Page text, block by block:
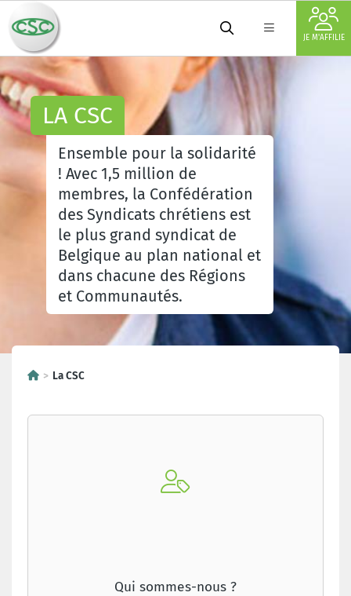
JE M'AFFILIE
LA CSC
Ensemble pour la solidarité
! Avec 1,5 million de
membres, la Confédération
des Syndicats chrétiens est
le plus grand syndicat de
Belgique au plan national et
dans chacune des Régions
et Communautés.
La CSC
Qui sommes-nous ?